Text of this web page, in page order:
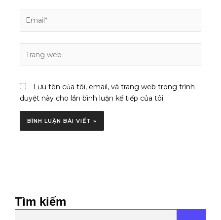
web
Lưu tên của tôi, email, và trang web trong trình
duyệt này cho lần bình luận kế tiếp của tôi.
Tìm kiếm